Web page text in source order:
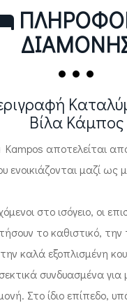
Βίλα Κάμπος
Kampos αποτελείται
ενοικιάζονται μαζί ως
στο ισόγειο, οι
το καθιστικό,
καλά εξοπλισμένη
συνδυασμένα για
Στο ίδιο επίπεδο,